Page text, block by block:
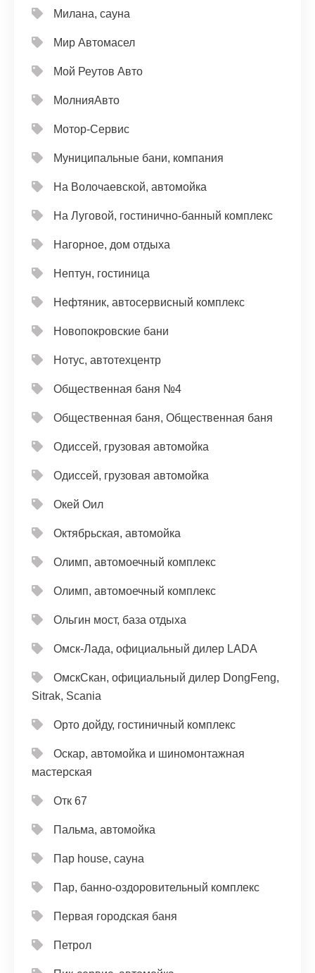
Милана, сауна
Мир Автомасел
Мой Реутов Авто
МолнияАвто
Мотор-Сервис
Муниципальные бани, компания
На Волочаевской, автомойка
На Луговой, гостинично-банный комплекс
Нагорное, дом отдыха
Нептун, гостиница
Нефтяник, автосервисный комплекс
Новопокровские бани
Нотус, автотехцентр
Общественная баня №4
Общественная баня, Общественная баня
Одиссей, грузовая автомойка
Одиссей, грузовая автомойка
Окей Оил
Октябрьская, автомойка
Олимп, автомоечный комплекс
Олимп, автомоечный комплекс
Ольгин мост, база отдыха
Омск-Лада, официальный дилер LADA
ОмскСкан, официальный дилер DongFeng,
Sitrak, Scania
Орто дойду, гостиничный комплекс
Оскар, автомойка и шиномонтажная
мастерская
Отк 67
Пальма, автомойка
Пар house, сауна
Пар, банно-оздоровительный комплекс
Первая городская баня
Петрол